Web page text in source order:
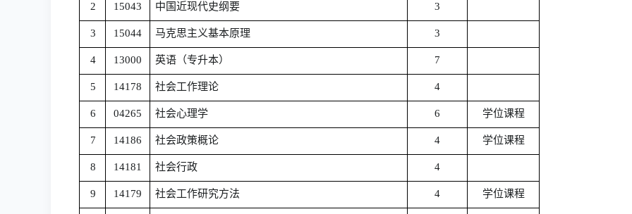
2 15043 中国近现代史纲要 3
3 15044 马克思主义基本原理 3
4 13000 英语（专升本） 7
5 14178 社会工作理论 4
6 04265 社会心理学 6 学位课程
7 14186 社会政策概论 4 学位课程
8 14181 社会行政 4
9 14179 社会工作研究方法 4 学位课程